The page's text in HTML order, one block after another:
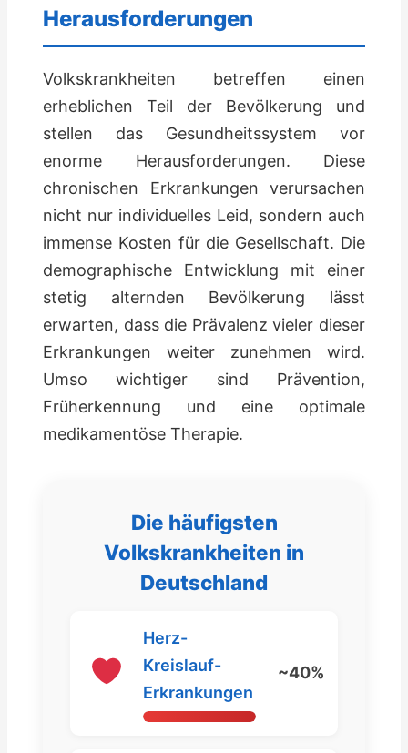
Herausforderungen
Volkskrankheiten betreffen einen
erheblichen Teil der Bevölkerung und
stellen das Gesundheitssystem vor
enorme Herausforderungen. Diese
chronischen Erkrankungen verursachen
nicht nur individuelles Leid, sondern auch
immense Kosten für die Gesellschaft. Die
demographische Entwicklung mit einer
stetig alternden Bevölkerung lässt
erwarten, dass die Prävalenz vieler dieser
Erkrankungen weiter zunehmen wird.
Umso wichtiger sind Prävention,
Früherkennung und eine optimale
medikamentöse Therapie.
Die häufigsten
Volkskrankheiten in
Deutschland
Herz-
Kreislauf-
Erkrankungen
~40%